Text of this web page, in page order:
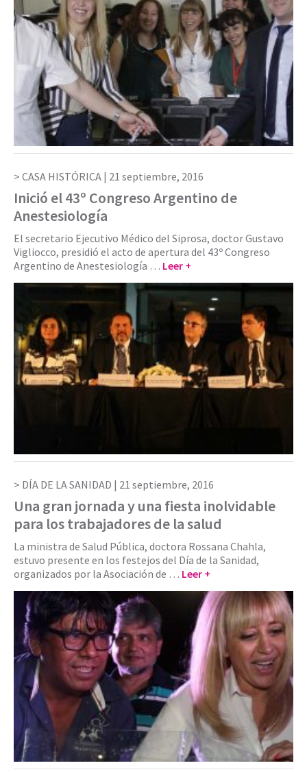
CASA HISTÓRICA | 21 septiembre, 2016
Inició el 43º Congreso Argentino de
Anestesiología
El secretario Ejecutivo Médico del Siprosa, doctor Gustavo
Vigliocco, presidió el acto de apertura del 43º Congreso
Argentino de Anestesiología … Leer +
DÍA DE LA SANIDAD | 21 septiembre, 2016
Una gran jornada y una fiesta inolvidable
para los trabajadores de la salud
La ministra de Salud Pública, doctora Rossana Chahla,
estuvo presente en los festejos del Día de la Sanidad,
organizados por la Asociación de … Leer +